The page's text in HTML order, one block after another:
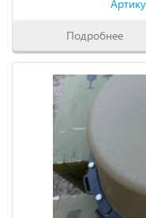
Подробнее